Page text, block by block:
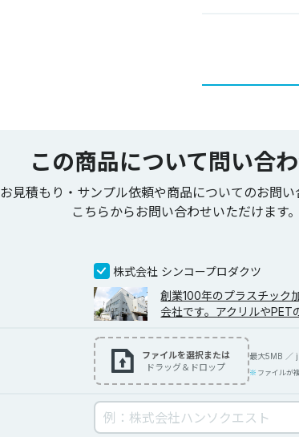
この商品について問い合
お見積もり・サンプル依頼や商品についてのお問い
こちらからお問い合わせいただけます。
株式会社 シンコープロダクツ
創業100年のプラスチック
会社です。アクリルやPET
ファイルを選択または
ドラッグ＆ドロップ
最大5MB ／
ファイルが